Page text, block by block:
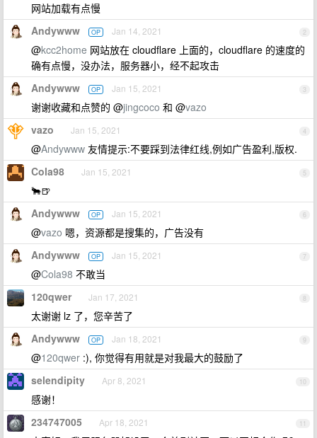
网站加载有点慢
2
Andywww OP Jan 14, 2021
@kcc2home 网站放在 cloudflare 上面的，cloudflare 的速度的
确有点慢，没办法，服务器小，经不起攻击
3
Andywww OP Jan 15, 2021
谢谢收藏和点赞的 @jingcoco 和 @vazo
4
vazo Jan 15, 2021
@Andywww 友情提示:不要踩到法律红线,例如广告盈利,版权.
5
Cola98 Jan 15, 2021
🐂🍺
6
Andywww OP Jan 15, 2021
@vazo 嗯，资源都是搜集的，广告没有
7
Andywww OP Jan 15, 2021
@Cola98 不敢当
8
120qwer Jan 17, 2021
太谢谢 lz 了，您辛苦了
9
Andywww OP Jan 18, 2021
@120qwer :), 你觉得有用就是对我最大的鼓励了
10
selendipity Apr 8, 2021
感谢！
11
234747005 Apr 18, 2021